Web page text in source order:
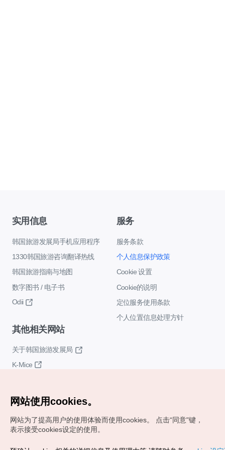
实用信息
韩国旅游发展局手机应用程序
1330韩国旅游咨询翻译热线
韩国旅游指南与地图
数字图书 / 电子书
Odii
服务
服务条款
个人信息保护政策
Cookie 设置
Cookie的说明
定位服务使用条款
个人位置信息处理方针
其他相关网站
关于韩国旅游发展局
K-Mice
网站使用cookies。
网站为了提高用户的使用体验而使用cookies。
点击“同意"键，
表示接受cookies设定的使用。